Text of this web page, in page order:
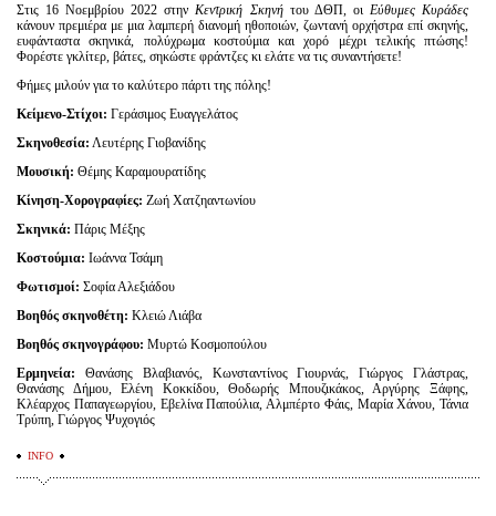
Στις 16 Νοεμβρίου 2022 στην Κεντρική Σκηνή του ΔΘΠ, οι Εύθυμες Κυράδες
κάνουν πρεμιέρα με μια λαμπερή διανομή ηθοποιών, ζωντανή ορχήστρα επί σκηνής,
ευφάνταστα σκηνικά, πολύχρωμα κοστούμια και χορό μέχρι τελικής πτώσης!
Φορέστε γκλίτερ, βάτες, σηκώστε φράντζες κι ελάτε να τις συναντήσετε!
Φήμες μιλούν για το καλύτερο πάρτι της πόλης!
Κείμενο-Στίχοι: Γεράσιμος Ευαγγελάτος
Σκηνοθεσία: Λευτέρης Γιοβανίδης
Μουσική: Θέμης Καραμουρατίδης
Κίνηση-Χορογραφίες: Ζωή Χατζηαντωνίου
Σκηνικά: Πάρις Μέξης
Κοστούμια: Ιωάννα Τσάμη
Φωτισμοί: Σοφία Αλεξιάδου
Βοηθός σκηνοθέτη: Κλειώ Λιάβα
Βοηθός σκηνογράφου: Μυρτώ Κοσμοπούλου
Ερμηνεία: Θανάσης Βλαβιανός, Κωνσταντίνος Γιουρνάς, Γιώργος Γλάστρας,
Θανάσης Δήμου, Ελένη Κοκκίδου, Θοδωρής Μπουζικάκος, Αργύρης Ξάφης,
Κλέαρχος Παπαγεωργίου, Εβελίνα Παπούλια, Αλμπέρτο Φάις, Μαρία Χάνου, Τάνια
Τρύπη, Γιώργος Ψυχογιός
INFO